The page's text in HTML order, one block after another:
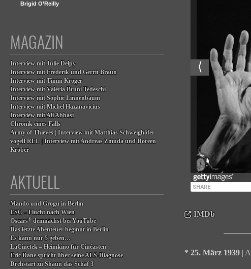
Brigid O’Reilly
MAGAZIN
Interview mit Julie Delpy
Interview mit Frederik und Gerrit Braun
Interview mit Timm Kröger
Interview mit Valeria Bruni Tedeschi
Interview mit Sophie Linnenbaum
Interview mit Michel Hazanavicius
Interview mit Ali Abbasi
Chronik eines Falls
Army of Thieves | Interview mit Matthias Schweighöfer
vogelFREI. | Interview mit Andreas Zmuda und Doreen
Kröber
AKTUELL
Mando und Grogu in Berlin
ESC – Flucht nach Wien
Oscars®demnächst bei YouTube
Das letzte Abenteuer beginnt in Berlin
Es kann nur 5 geben…
LaCinetek – Heimkino für Cinéasten
Eric Dane spricht über seine ALS-Diagnose
Drehstart zu Shaun das Schaf 3
IMDb
* 25. März 1939 |